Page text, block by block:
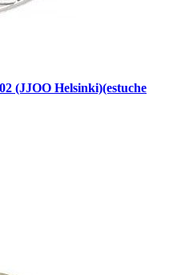
(JJOO Helsinki)(estuche